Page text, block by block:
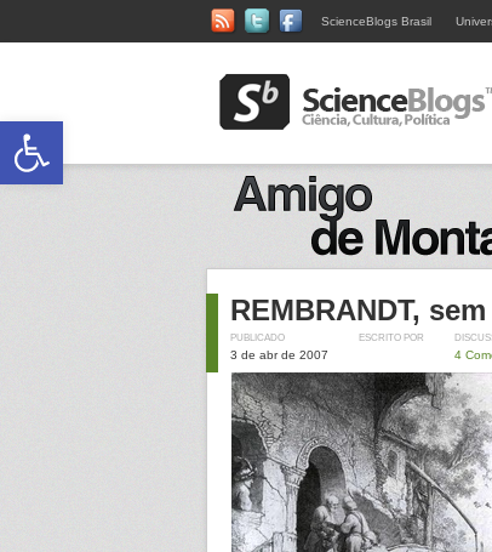
ScienceBlogs Brasil
REMBRANDT,
PUBLICADO
3 de abr de 2007
ESCRITO POR
4
Abrir a barra de ferramentas